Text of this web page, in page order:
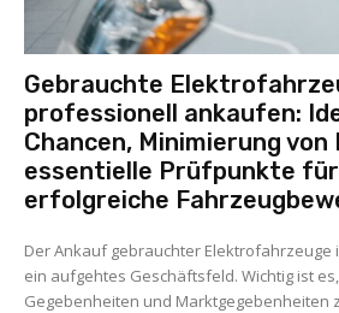
Gebrauchte
professionell ankaufen:
Chancen, Minimierung von
essentielle Prüfpunkte
erfolgreiche
Der Ankauf gebrauchter
ein aufgehtes Geschäftsfeld. Wichtig ist
Gegebenheiten und Marktgegebenheiten